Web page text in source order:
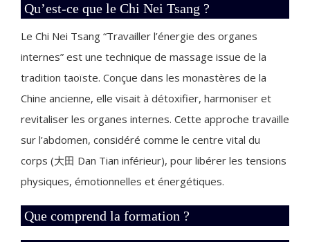
Qu’est-ce que le Chi Nei Tsang ?
Le Chi Nei Tsang “Travailler l’énergie des organes
internes” est une technique de massage issue de la
tradition taoïste. Conçue dans les monastères de la
Chine ancienne, elle visait à détoxifier, harmoniser et
revitaliser les organes internes. Cette approche travaille
sur l’abdomen, considéré comme le centre vital du
corps (大田 Dan Tian inférieur), pour libérer les tensions
physiques, émotionnelles et énergétiques.
Que comprend la formation ?